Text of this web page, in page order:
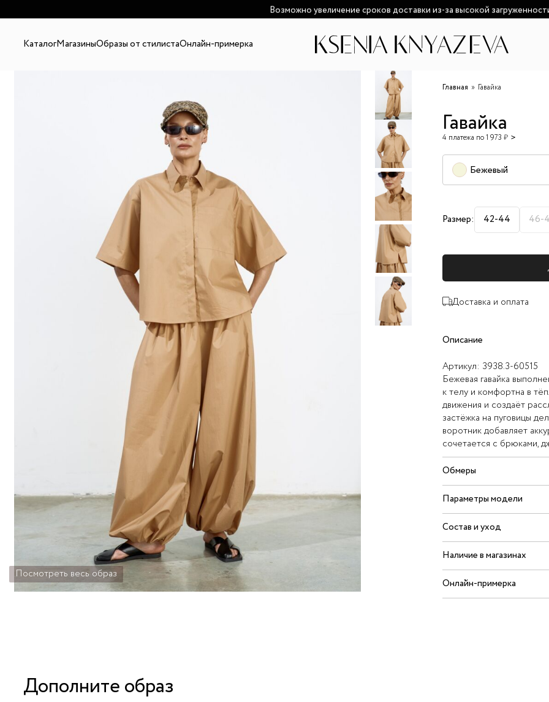
Возможно увеличение сроков доставки из-за высокой
КаталогМагазиныОбразы от стилистаОнлайн-примерка
Посмотреть весь образ
Главная Гавайка
Гавайка
4 платежа по 1 973 ₽
Бежевый
Размер: 42-44 46-
Доставка и оплата
Описание
Артикул: 3938.3-60515
Бежевая гавайка
к телу и комфортна в
движения и создаёт
застёжка на пуговицы
воротник добавляет
сочетается с брюками,
Обмеры
Параметры модели
Состав и уход
Наличие в магазинах
Онлайн-примерка
Дополните образ